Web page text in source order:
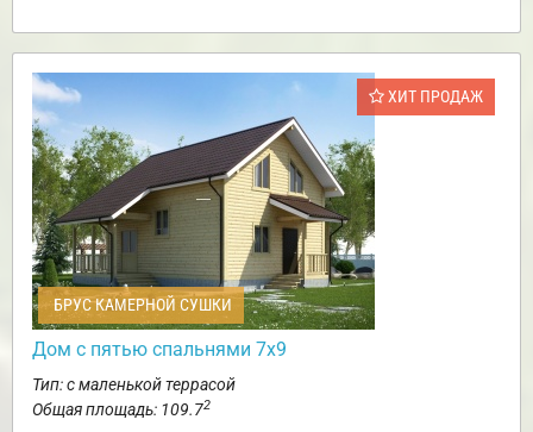
ХИТ ПРОДАЖ
БРУС КАМЕРНОЙ СУШКИ
Дом с пятью спальнями 7х9
Тип: с маленькой террасой
Общая площадь: 109.72